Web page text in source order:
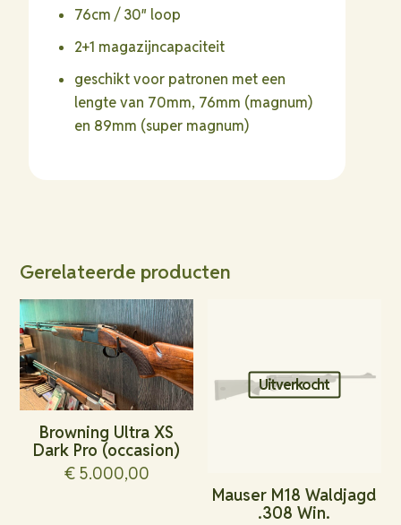
76cm / 30″ loop
2+1 magazijncapaciteit
geschikt voor patronen met een
lengte van 70mm, 76mm (magnum)
en 89mm (super magnum)
Gerelateerde producten
Browning Ultra XS
Dark Pro (occasion)
€5.000,00
Uitverkocht
Mauser M18 Waldjagd
.308 Win.